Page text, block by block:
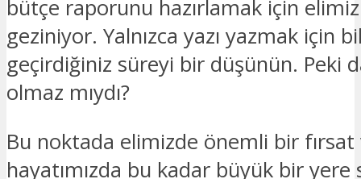
bütçe raporunu hazırlamak için
geziniyor. Yalnızca yazı yazmak için
geçirdiğiniz süreyi bir düşünün. Peki
olmaz mıydı?
Bu noktada elimizde önemli bir
hayatımızda bu kadar büyük bir